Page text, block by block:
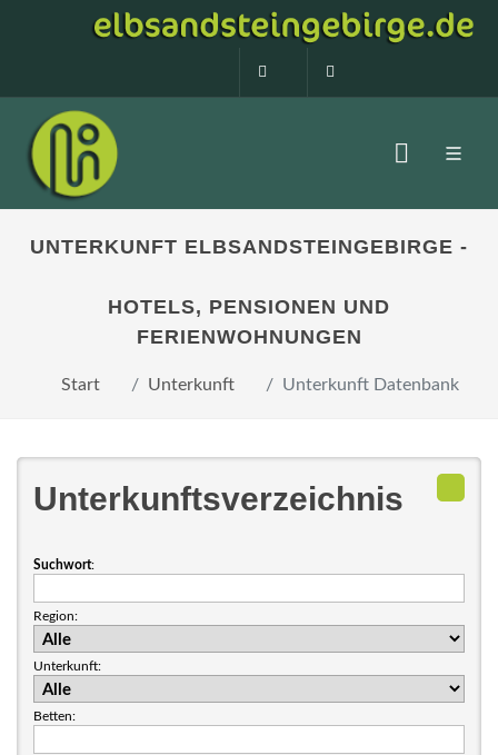
0160 99873408
UNTERKUNFT ELBSANDSTEINGEBIRGE -
HOTELS, PENSIONEN UND
FERIENWOHNUNGEN
Start Unterkunft Unterkunft Datenbank
Unterkunftsverzeichnis
Suchwort:
Region:
Unterkunft:
Betten: